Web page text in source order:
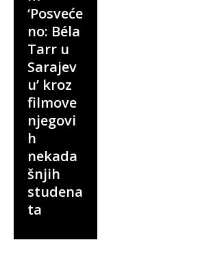
‘Posveće
no: Béla
Tarr u
Sarajev
u’ kroz
filmove
njegovi
h
nekada
šnjih
studena
ta